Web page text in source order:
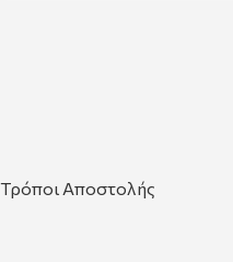
Τρόποι Αποστολής